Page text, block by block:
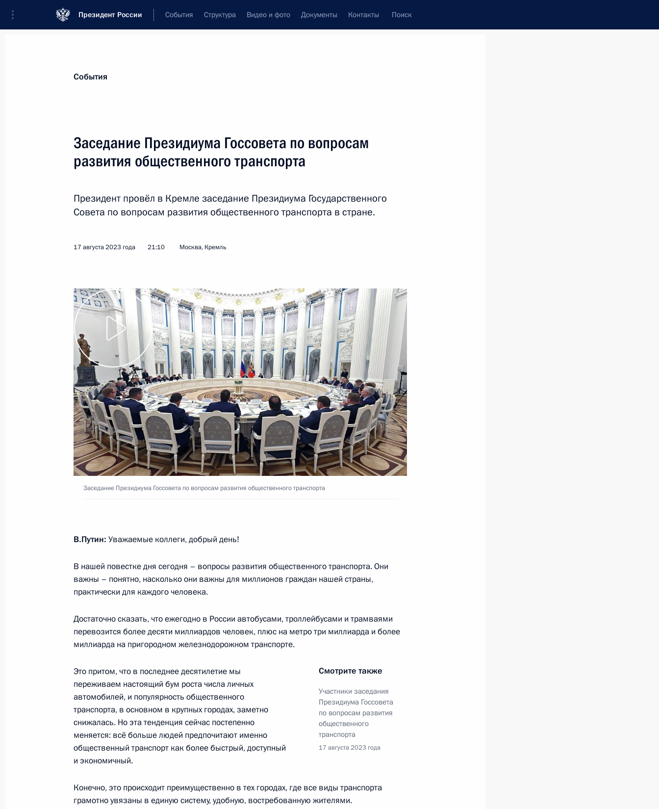
Президент России События Структура Видео и фото Документы Контакты Поиск
Совещание с членами Правительства
23 июня 2026 года, 17:30
Совещание с членами Правительства
4 марта 2026 года, 18:00
Встреча с главой Бурятии Алексеем Цыденовым
2 апреля 2025 года, 14:20
Заседание комиссии Госсовета по направлению «Инфраструктура
Заседание комиссии Госсовета по направлению «Транспорт»
18 апреля 2024 года, 16:00
Совместное заседание комиссий Госсовета по направлениям
«Транспорт», «Энергетика» и президиума Правительственной
комиссии по транспорту
27 марта 2024 года, 16:00
Заседание комиссии Госсовета по направлению «Транспорт»
26 февраля 2024 года, 18:00
31 января 2024 года, 16:30
События
Заседание Президиума Госсовета по вопросам
развития общественного транспорта
Президент провёл в Кремле заседание Президиума Государственного
Совета по вопросам развития общественного транспорта в стране.
17 августа 2023 года 21:10 Москва, Кремль
Заседание Президиума Госсовета по вопросам развития общественного транспорта
В.Путин: Уважаемые коллеги, добрый день!
В нашей повестке дня сегодня – вопросы развития общественного транспорта. Они
важны – понятно, насколько они важны для миллионов граждан нашей страны,
практически для каждого человека.
Достаточно сказать, что ежегодно в России автобусами, троллейбусами и трамваями
перевозится более десяти миллиардов человек, плюс на метро три миллиарда и более
миллиарда на пригородном железнодорожном транспорте.
Смотрите также
Участники заседания
Президиума Госсовета
по вопросам развития
общественного
транспорта
17 августа 2023 года
Это притом, что в последнее десятилетие мы
переживаем настоящий бум роста числа личных
автомобилей, и популярность общественного
транспорта, в основном в крупных городах, заметно
снижалась. Но эта тенденция сейчас постепенно
меняется: всё больше людей предпочитают именно
общественный транспорт как более быстрый, доступный
и экономичный.
Конечно, это происходит преимущественно в тех городах, где все виды транспорта
грамотно увязаны в единую систему, удобную, востребованную жителями.